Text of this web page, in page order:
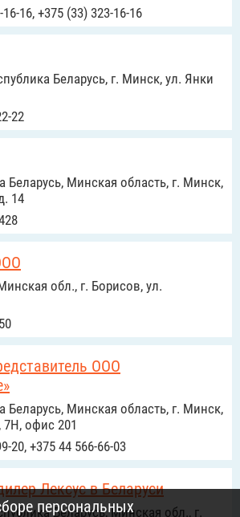
16, +375 (33) 323-16-16
Беларусь, г. Минск, ул. Янки
22
Беларусь, Минская область, г. Минск,
14
обл., г. Борисов, ул.
ООО
Беларусь, Минская область, г. Минск,
офис 201
20, +375 44 566-66-03
Лексус в Беларуси
Беларусь, Минская обл., г.
персональных